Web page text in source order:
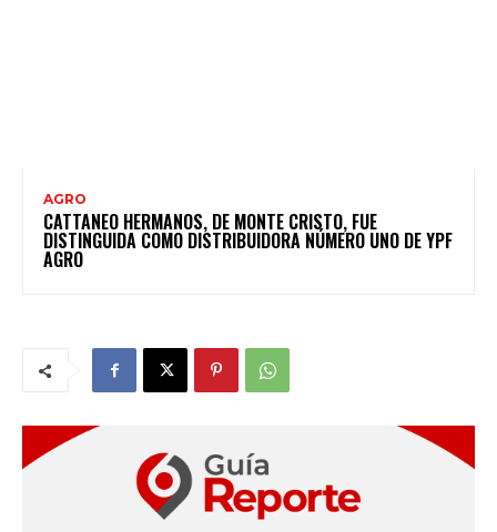
AGRO
CATTANEO HERMANOS, DE MONTE CRISTO, FUE
DISTINGUIDA COMO DISTRIBUIDORA NÚMERO UNO DE YPF
AGRO